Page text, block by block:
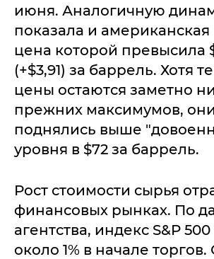
июня. Аналогичную
показала и американская
цена которой превысила
(+$3,91) за баррель. Хотя
цены остаются заметно
прежних максимумов,
поднялись выше
уровня в $72 за баррель.
Рост стоимости сырья
финансовых рынках. По
агентства, индекс S&P
около 1% в начале